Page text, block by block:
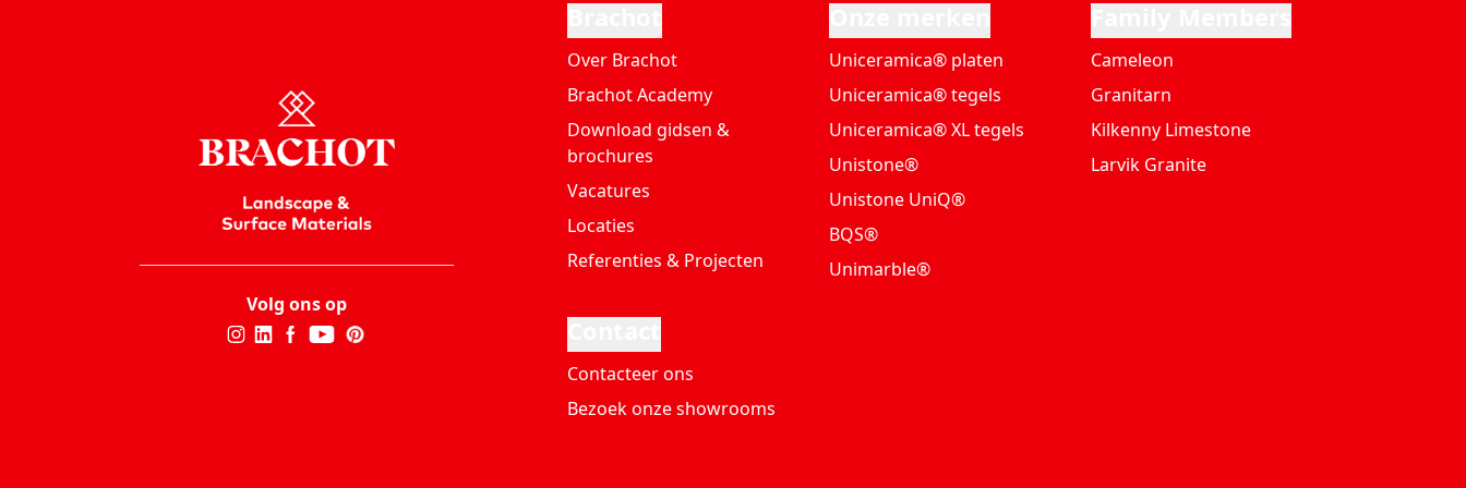
Volg ons op
Over Brachot
Brachot Academy
Download gidsen &
brochures
Vacatures
Locaties
Referenties & Projecten
Uniceramica® platen
Uniceramica® tegels
Uniceramica® XL tegels
Unistone®
Unistone UniQ®
BQS®
Unimarble®
Cameleon
Granitarn
Kilkenny Limestone
Larvik Granite
Contacteer ons
Bezoek onze showrooms